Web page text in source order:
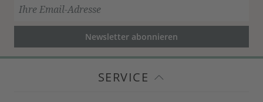
Newsletter abonnieren
SERVICE